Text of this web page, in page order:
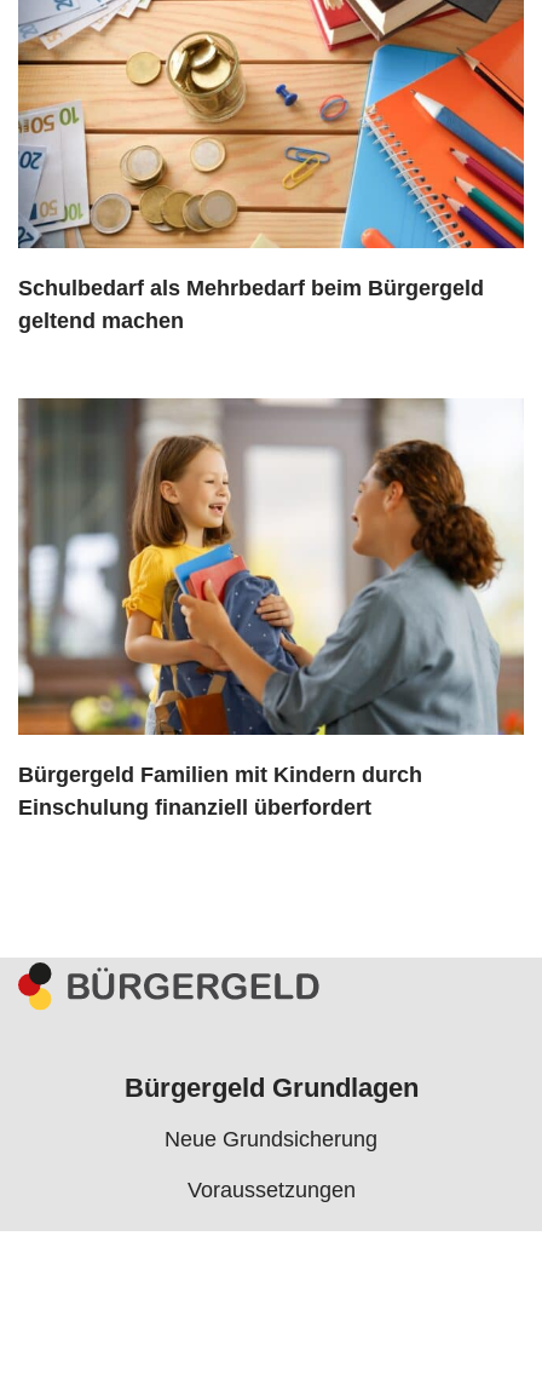
Schulbedarf als Mehrbedarf beim Bürgergeld
geltend machen
Bürgergeld Familien mit Kindern durch
Einschulung finanziell überfordert
Bürgergeld Grundlagen
Neue Grundsicherung
Voraussetzungen